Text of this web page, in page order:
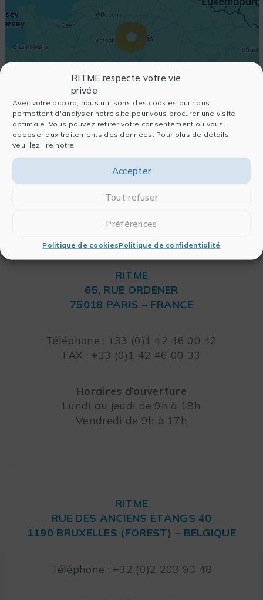
RITME respecte votre vie
privée
Avec votre accord, nous utilisons des cookies qui nous
permettent d'analyser notre site pour vous procurer une visite
optimale. Vous pouvez retirer votre consentement ou vous
opposer aux traitements des données. Pour plus de détails,
veuillez lire notre
Accepter
Tout refuser
Préférences
Politique de cookiesPolitique de confidentialité
RITME
65, RUE ORDENER
75018 PARIS – FRANCE
Téléphone : +33 (0)1 42 46 00 42
FAX : +33 (0)1 42 46 00 33
Horaires d’ouverture
Lundi au jeudi de 9h à 18h
Vendredi de 9h à 17h
RITME
RUE DES ANCIENS ETANGS 40
1190 BRUXELLES (FOREST) – BELGIQUE
Téléphone : +32 (0)2 203 90 48